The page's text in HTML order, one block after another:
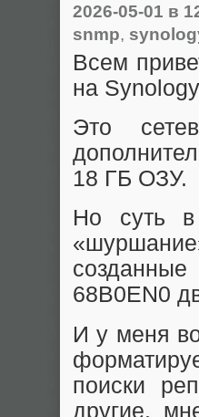
2026-05-01 в
snmp,
Всем
на
Это
18 ГБ ОЗУ.
Но суть
68B0EN0
И у меня
поиски
другие,